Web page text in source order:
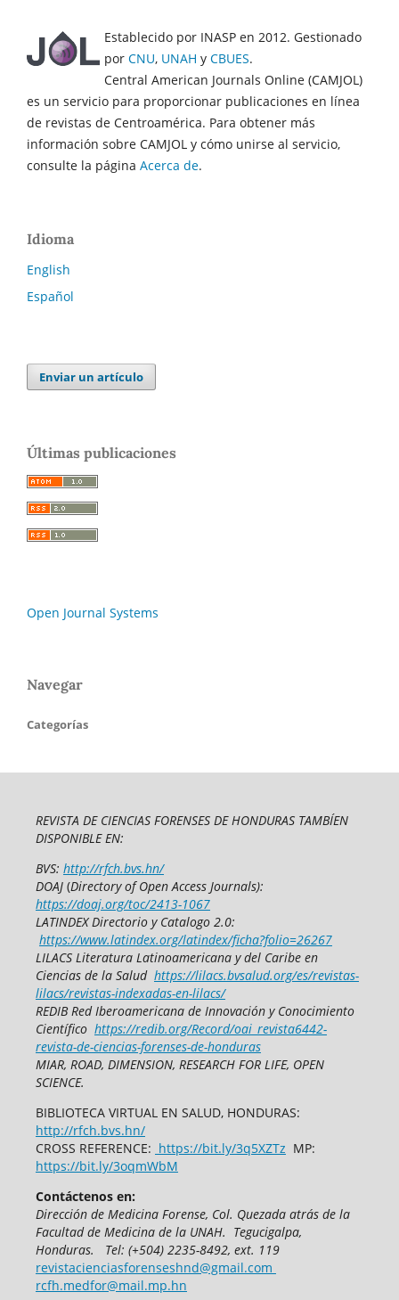
Establecido por INASP en 2012. Gestionado
por CNU, UNAH y CBUES.
Central American Journals Online (CAMJOL)
es un servicio para proporcionar publicaciones en línea
de revistas de Centroamérica. Para obtener más
información sobre CAMJOL y cómo unirse al servicio,
consulte la página Acerca de.
Idioma
English
Español
Enviar un artículo
Últimas publicaciones
Open Journal Systems
Navegar
Categorías
REVISTA DE CIENCIAS FORENSES DE HONDURAS TAMBÍEN
DISPONIBLE EN:
BVS: http://rfch.bvs.hn/
DOAJ(Directory of Open Access Journals):
https://doaj.org/toc/2413-1067
LATINDEX Directorio y Catalogo 2.0:
https://www.latindex.org/latindex/ficha?folio=26267
LILACS Literatura Latinoamericana y del Caribe en
Ciencias de la Salud https://lilacs.bvsalud.org/es/revistas-
lilacs/revistas-indexadas-en-lilacs/
REDIB Red Iberoamericana de Innovación y Conocimiento
Científico https://redib.org/Record/oai_revista6442-
revista-de-ciencias-forenses-de-honduras
MIAR, ROAD, DIMENSION, RESEARCH FOR LIFE, OPEN
SCIENCE.
BIBLIOTECA VIRTUAL EN SALUD, HONDURAS:
http://rfch.bvs.hn/
CROSS REFERENCE: https://bit.ly/3q5XZTz MP:
https://bit.ly/3oqmWbM
Contáctenos en:
Dirección de Medicina Forense, Col. Quezada atrás de la
Facultad de Medicina de la UNAH. Tegucigalpa,
Honduras. Tel: (+504) 2235-8492, ext. 119
revistacienciasforenseshnd@gmail.com
rcfh.medfor@mail.mp.hn